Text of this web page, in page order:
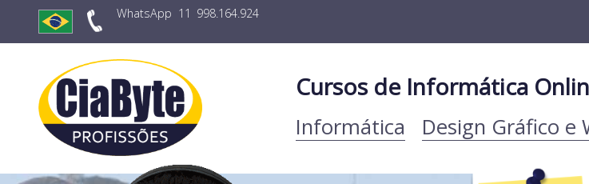
WhatsApp 11 998.164.924
Cursos de Informática
Design Gráfico e
Informática